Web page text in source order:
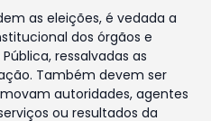
as eleições, é vedada a
dos órgãos e
ressalvadas as
Também devem ser
autoridades, agentes
ou resultados da